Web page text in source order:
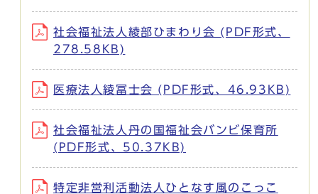
社会福祉法人綾部ひまわり会 (PDF形式、
278.58KB)
医療法人綾冨士会 (PDF形式、46.93KB)
社会福祉法人丹の国福祉会バンビ保育所
(PDF形式、50.37KB)
特定非営利活動法人ひとなす風のこっこ